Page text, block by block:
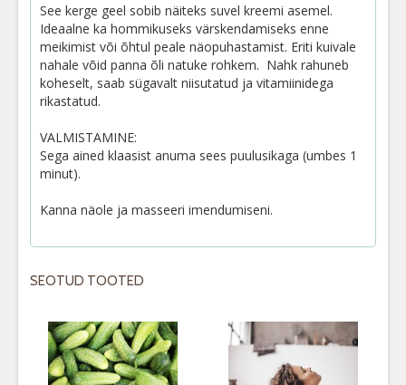
See kerge geel sobib näiteks suvel kreemi asemel.
Ideaalne ka hommikuseks värskendamiseks enne
meikimist või õhtul peale näopuhastamist. Eriti kuivale
nahale võid panna õli natuke rohkem. Nahk rahuneb
koheselt, saab sügavalt niisutatud ja vitamiinidega
rikastatud.
VALMISTAMINE:
Sega ained klaasist anuma sees puulusikaga (umbes 1
minut).
Kanna näole ja masseeri imendumiseni.
SEOTUD TOOTED